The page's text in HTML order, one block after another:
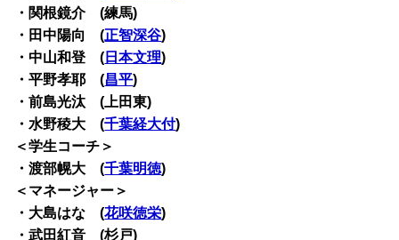
・関根鏡介 (練馬)
・田中陽向 (正智深谷)
・中山和登 ( 日本文理)
・平野孝耶 (昌平)
・前島光汰 (上田東)
・水野稜大 (千葉経大付)
＜学生コーチ＞
・渡部幌大 (千葉明徳)
＜マネージャー＞
・大島はな (花咲徳栄)
・武田紅音 (杉戸)